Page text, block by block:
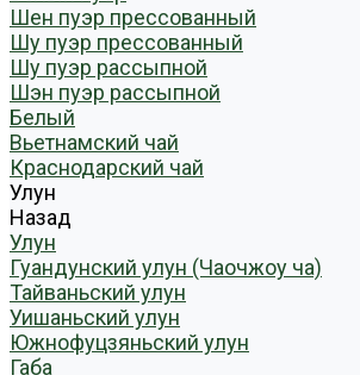
Шен пуэр прессованный
Шу пуэр прессованный
Шу пуэр рассыпной
Шэн пуэр рассыпной
Белый
Вьетнамский чай
Краснодарский чай
Улун
Назад
Улун
Гуандунский улун (Чаочжоу ча)
Тайваньский улун
Уишаньский улун
Южнофуцзяньский улун
Габа